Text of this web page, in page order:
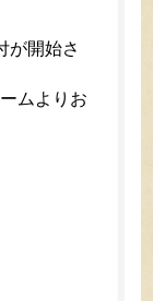
が開始さ
ムよりお